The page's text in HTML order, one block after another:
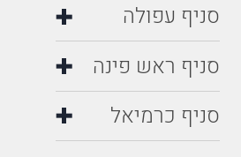
סניף עפולה
סניף ראש פינה
סניף כרמיאל